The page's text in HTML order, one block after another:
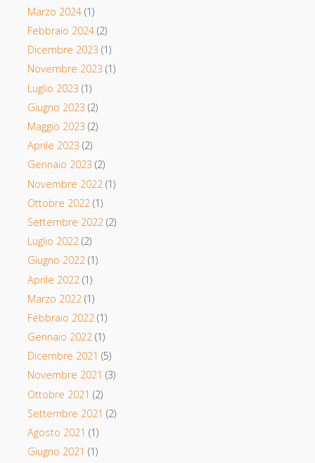
Marzo 2024(1)
Febbraio 2024(2)
Dicembre 2023 (1)
Novembre 2023 (1)
Luglio 2023 (1)
Giugno 2023 (2)
Maggio 2023 (2)
Aprile 2023 (2)
Gennaio 2023 (2)
Novembre 2022 (1)
Ottobre 2022 (1)
Settembre 2022(2)
Luglio 2022(2)
Giugno 2022(1)
Aprile 2022 (1)
Marzo 2022 (1)
Febbraio 2022(1)
Gennaio 2022(1)
Dicembre 2021 (5)
Novembre 2021 (3)
Ottobre 2021 (2)
Settembre 2021 (2)
Agosto 2021 (1)
Giugno 2021 (1)